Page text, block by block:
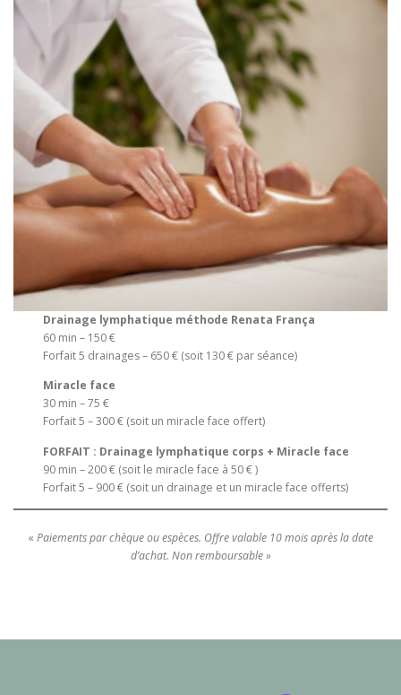
Drainage lymphatique méthode Renata França
60 min – 150 €
Forfait 5 drainages – 650 € (soit 130 € par séance)
Miracle face
30 min – 75 €
Forfait 5 – 300 € (soit un miracle face offert)
FORFAIT : Drainage lymphatique corps + Miracle face
90 min – 200 € (soit le miracle face à 50 € )
Forfait 5 – 900 € (soit un drainage et un miracle face offerts)
« Paiements par chèque ou espèces. Offre valable 10 mois après la date
d’achat. Non remboursable »